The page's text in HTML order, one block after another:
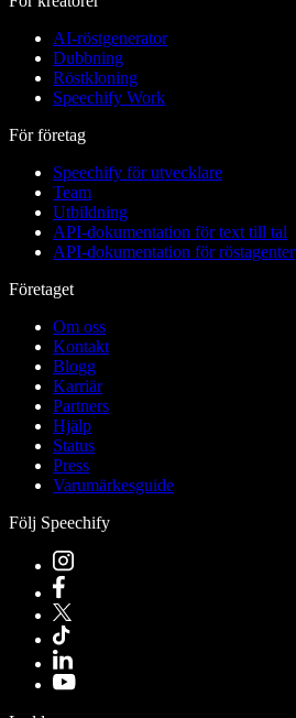
AI-röstgenerator
Dubbning
Röstkloning
Speechify Work
För företag
Speechify för utvecklare
Team
Utbildning
API-dokumentation för text till tal
API-dokumentation för röstagenter
Företaget
Om oss
Kontakt
Blogg
Karriär
Partners
Hjälp
Status
Press
Varumärkesguide
Följ Speechify